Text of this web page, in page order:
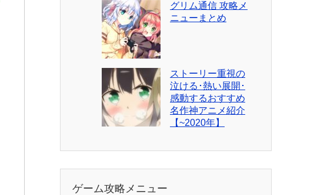
グリム通信 攻略メ
ニューまとめ
ストーリー重視の
泣ける･熱い展開･
感動するおすすめ
名作神アニメ紹介
【~2020年】
ゲーム攻略メニュー